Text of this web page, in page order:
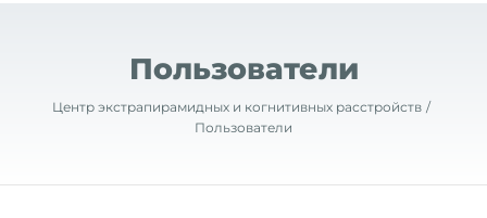
Пользователи
Центр экстрапирамидных и когнитивных расстройств
Пользователи